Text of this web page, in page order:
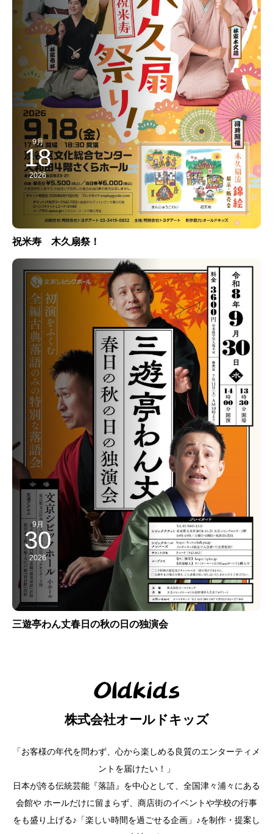
9月
18
2026
祝米寿 木久扇祭！
9月
30
2026
三遊亭わん丈春日の秋の日の独演会
株式会社オールドキッズ
「お客様の年代を問わず、心から楽しめる良質のエンターティメ
ントを届けたい！」
日本が誇る伝統芸能『落語』を中心として、全国津々浦々にある
会館や ホールだけに留まらず、商店街のイベントや学校の行事
をも盛り上げる♪「楽しい時間を過ごせる企画」♪を制作・提案し